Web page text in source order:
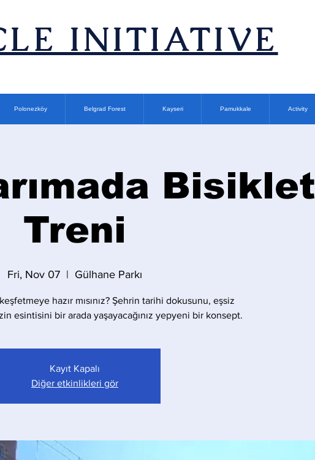
INITIATIVE
Polonezköy Belgrad Forest Kayseri Pamukkale Activity
Bisiklet
Treni
Fri, Nov 07
  |
Gülhane Parkı
hazır mısınız? Şehrin tarihi dokusunu, eşsiz
esintisini bir arada yaşayacağınız yepyeni bir konsept.
Kayıt Kapalı
Diğer etkinlikleri gör